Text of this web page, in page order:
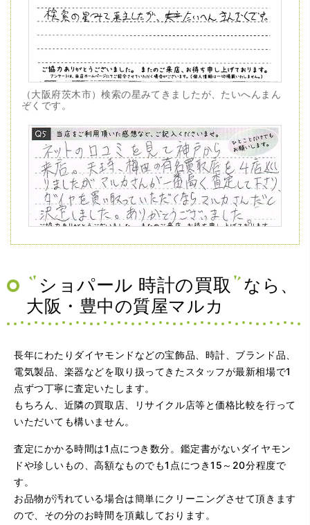
（大阪府茨木市）検索の星みてきましたが、たいへんまん
ぞくです。
（大阪府大阪市）問い合わせから非常に分かり易く、安心
りました。
ショパール 時計の買取
なら、
大阪・豊中の質屋マルカ
長年にわたりダイヤモンドなどの宝飾品、時計、ブランド品、
電気製品、楽器などを取り扱ってきたスタッフが最新相場で1
点ずつ丁寧に査定いたします。
もちろん、近隣の買取店、リサイクル店等と価格比較を行って
いただいても構いません。
査定にかかる時間は1点につき数分。鑑定書がないダイヤモン
ドや珍しいもの、高額なものでも1点につき15～20分程度で
す。
お品物が汚れている場合は簡単にクリーニングさせて頂きます
ので、その分のお時間を頂戴しております。